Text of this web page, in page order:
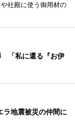
社殿に使う御用材の
「私に還る『お伊
ラ地震被災の仲間に